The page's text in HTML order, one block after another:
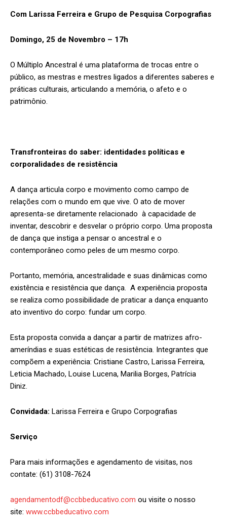
Com Larissa Ferreira e Grupo de Pesquisa Corpografias
Domingo, 25 de Novembro – 17h
O Múltiplo Ancestral é uma plataforma de trocas entre o
público, as mestras e mestres ligados a diferentes saberes e
práticas culturais, articulando a memória, o afeto e o
patrimônio.
Transfronteiras do saber: identidades políticas e
corporalidades de resistência
A dança articula corpo e movimento como campo de
relações com o mundo em que vive. O ato de mover
apresenta-se diretamente relacionado à capacidade de
inventar, descobrir e desvelar o próprio corpo. Uma proposta
de dança que instiga a pensar o ancestral e o
contemporâneo como peles de um mesmo corpo.
Portanto, memória, ancestralidade e suas dinâmicas como
existência e resistência que dança. A experiência proposta
se realiza como possibilidade de praticar a dança enquanto
ato inventivo do corpo: fundar um corpo.
Esta proposta convida a dançar a partir de matrizes afro-
ameríndias e suas estéticas de resistência. Integrantes que
compõem a experiência: Cristiane Castro, Larissa Ferreira,
Leticia Machado, Louise Lucena, Marilia Borges, Patrícia
Diniz.
Convidada: Larissa Ferreira e Grupo Corpografias
Serviço
Para mais informações e agendamento de visitas, nos
contate: (61) 3108-7624
agendamentodf@ccbbeducativo.com ou visite o nosso
site: www.ccbbeducativo.com